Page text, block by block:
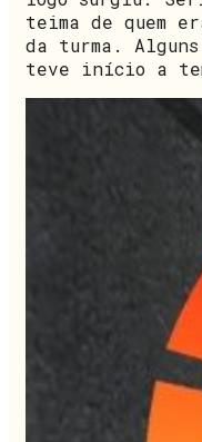
teima de quem
da turma.
teve início a